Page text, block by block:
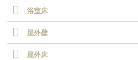
浴室床
屋外壁
屋外床